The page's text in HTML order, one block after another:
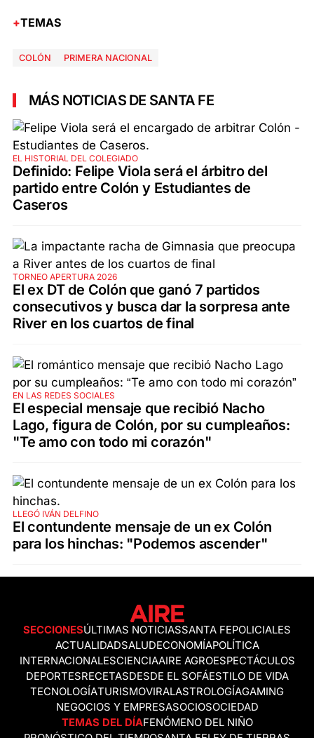
TEMAS
COLÓN PRIMERA NACIONAL
MÁS NOTICIAS DE SANTA FE
EL HISTORIAL DEL COLEGIADO
Definido: Felipe Viola será el árbitro del
partido entre Colón y Estudiantes de
Caseros
TORNEO APERTURA 2026
El ex DT de Colón que ganó 7 partidos
consecutivos y busca dar la sorpresa ante
River en los cuartos de final
EN LAS REDES SOCIALES
El especial mensaje que recibió Nacho
Lago, figura de Colón, por su cumpleaños:
"Te amo con todo mi corazón"
LLEGÓ IVÁN DELFINO
El contundente mensaje de un ex Colón
para los hinchas: "Podemos ascender"
SECCIONESÚLTIMAS NOTICIASSANTA FEPOLICIALES
ACTUALIDADSALUDECONOMÍAPOLÍTICA
INTERNACIONALESCIENCIAAIRE AGROESPECTÁCULOS
DEPORTESRECETASDESDE EL SOFÁESTILO DE VIDA
TECNOLOGÍATURISMOVIRALASTROLOGÍAGAMING
NEGOCIOS Y EMPRESASOCIOSOCIEDAD
TEMAS DEL DÍAFENÓMENO DEL NIÑO